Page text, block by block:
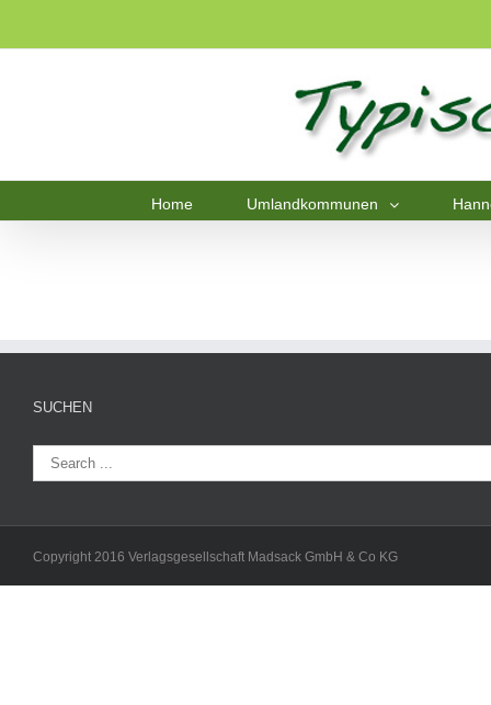
Home Umlandkommunen
SUCHEN
Copyright 2016 Verlagsgesellschaft Madsack GmbH & Co KG